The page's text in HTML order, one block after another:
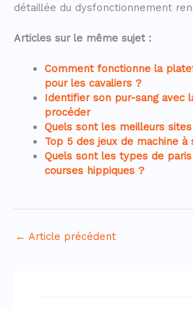
détaillée du dysfonctionnement
Articles sur le même sujet :
Comment fonctionne la
pour les cavaliers ?
Identifier son pur-sang avec
procéder
Quels sont les meilleurs
Top 5 des jeux de machine à
Quels sont les types de
courses hippiques ?
← Article précédent